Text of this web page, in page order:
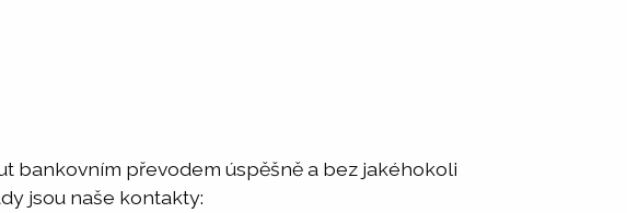
bankovním převodem úspěšně a bez jakéhokoli
jsou naše kontakty: